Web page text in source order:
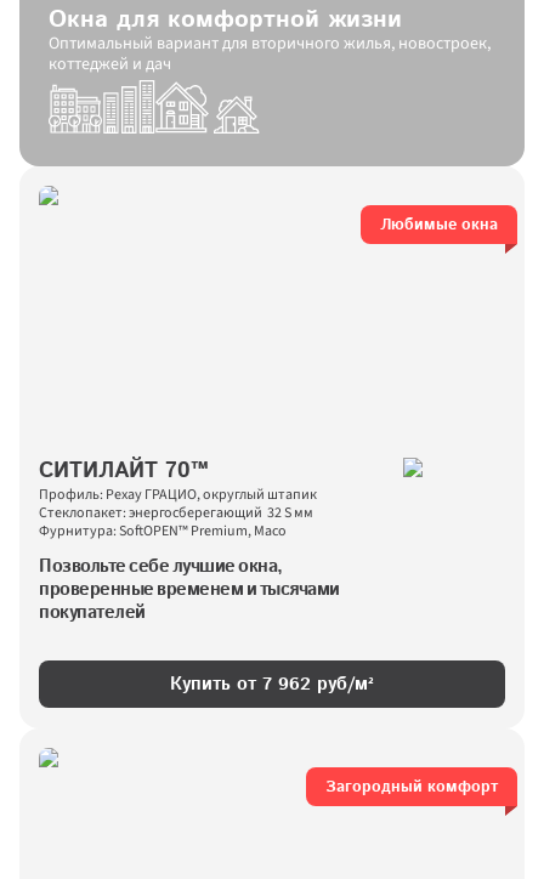
Окна для комфортной жизни
Оптимальный вариант для вторичного жилья, новостроек,
коттеджей и дач
СИТИЛАЙТ 70™
Профиль: Рехау ГРАЦИО, округлый штапик
Стеклопакет: энергосберегающий  32 S мм
Фурнитура: SoftOPEN™ Premium, Maco
Позвольте себе лучшие окна,
проверенные временем и тысячами
покупателей
Купить от 7 962 руб/м²
Любимые окна
Загородный комфорт